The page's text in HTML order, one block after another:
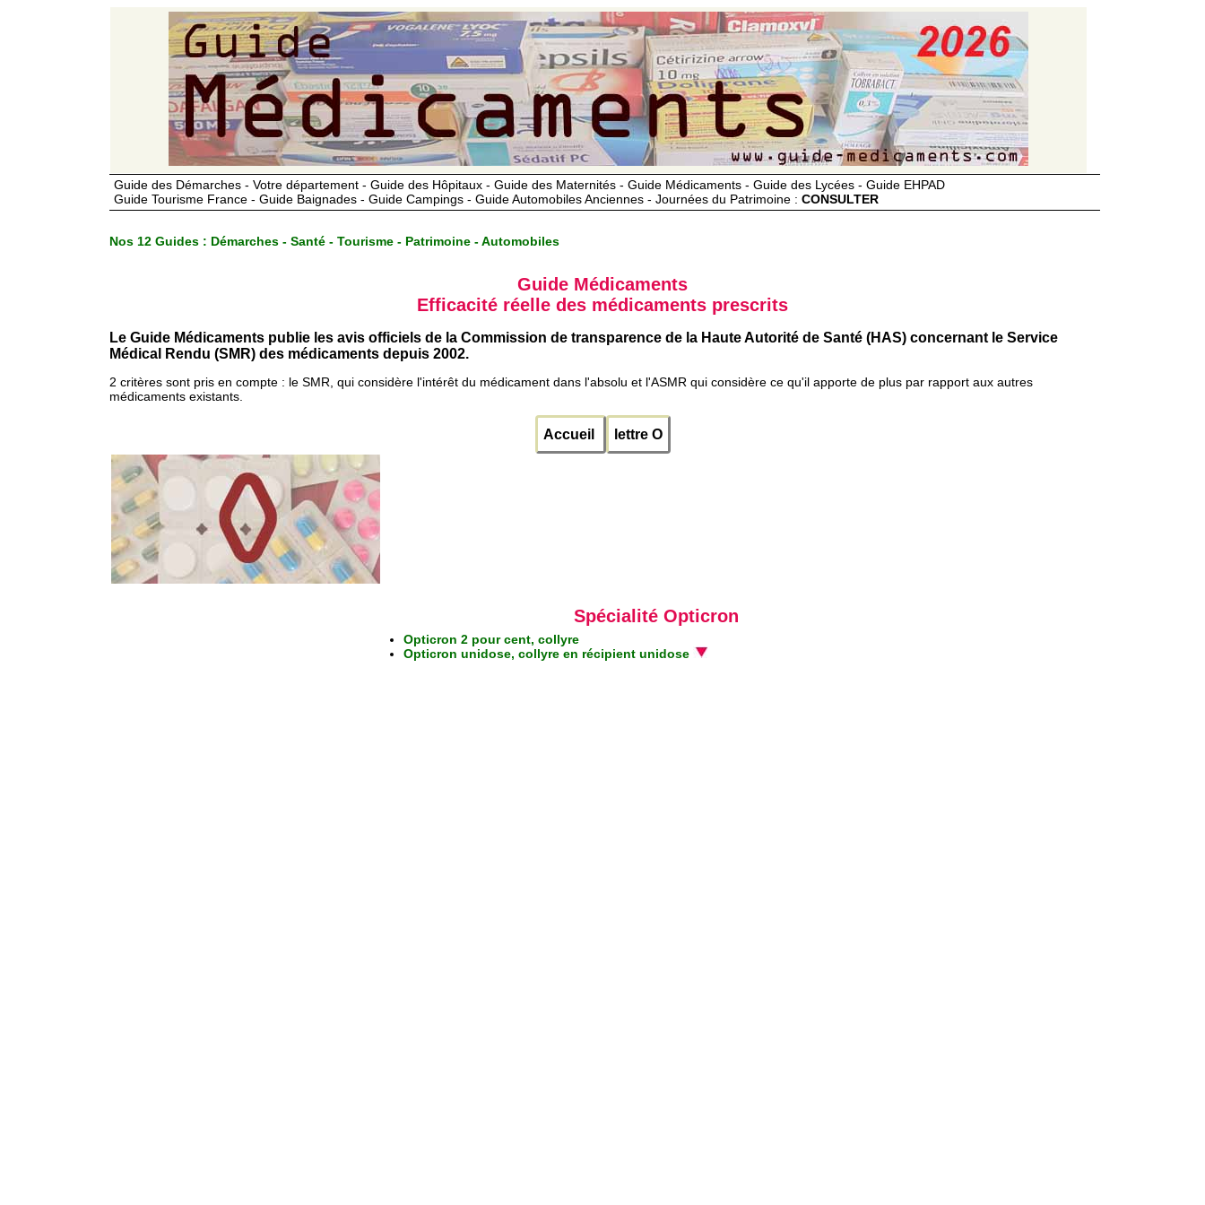
Guide des Démarches - Votre département - Guide des Hôpitaux - Guide des Maternités - Guide Médicaments - Guide des Lycées - Guide EHPAD
Guide Tourisme France - Guide Baignades - Guide Campings - Guide Automobiles Anciennes - Journées du Patrimoine : CONSULTER
Nos 12 Guides : Démarches - Santé - Tourisme - Patrimoine - Automobiles
Guide Médicaments
Efficacité réelle des médicaments prescrits
Le Guide Médicaments publie les avis officiels de la Commission de transparence de la Haute Autorité de Santé (HAS) concernant le Service
Médical Rendu (SMR) des médicaments depuis 2002.
2 critères sont pris en compte : le SMR, qui considère l'intérêt du médicament dans l'absolu et l'ASMR qui considère ce qu'il apporte de plus par rapport aux autres
médicaments existants.
Accueil lettre O
Spécialité Opticron
Opticron 2 pour cent, collyre
Opticron unidose, collyre en récipient unidose